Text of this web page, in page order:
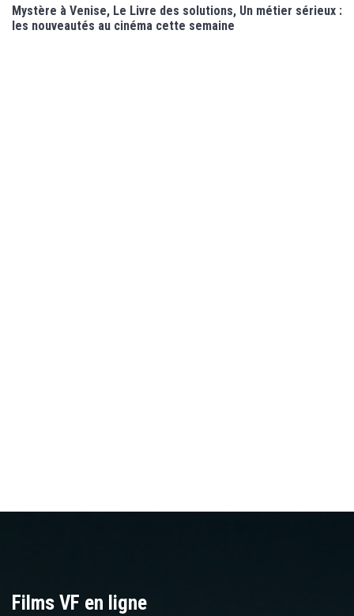
Mystère à Venise, Le Livre des solutions, Un métier sérieux :
les nouveautés au cinéma cette semaine
Films VF en ligne